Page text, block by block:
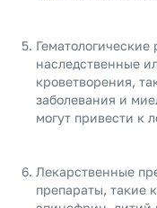
наследственные
кроветворения,
заболевания и
могут привести к
Лекарственные
препараты, такие